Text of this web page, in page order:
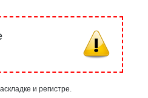
и регистре.